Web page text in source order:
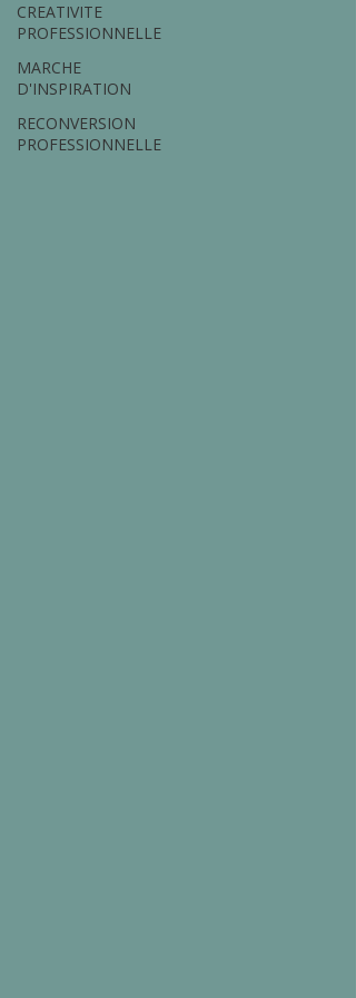
CREATIVITE
PROFESSIONNELLE
MARCHE
D'INSPIRATION
RECONVERSION
PROFESSIONNELLE